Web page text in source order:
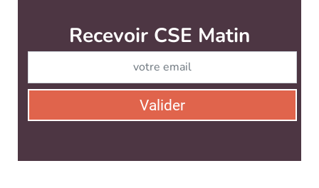
CSE Matin est édité par
QUI SOMMES-NOUS ?